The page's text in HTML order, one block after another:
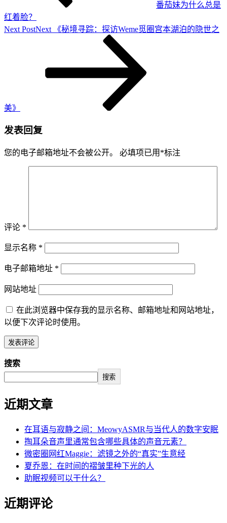
番茄妹为什么总是
红着脸？
Next PostNext 《秘境寻踪：探访Weme觅圈宫本湖泊的隐世之
美》
发表回复
您的电子邮箱地址不会被公开。 必填项已用 *标注
评论 *
显示名称 *
电子邮箱地址 *
网站地址
在此浏览器中保存我的显示名称、邮箱地址和网站地址，
以便下次评论时使用。
搜索
搜索
近期文章
在耳语与寂静之间：MeowyASMR与当代人的数字安眠
掏耳朵音声里通常包含哪些具体的声音元素？
微密圈网红Maggie：滤镜之外的“真实”生意经
夏乔恩：在时间的褶皱里种下光的人
助眠视频可以干什么？
近期评论